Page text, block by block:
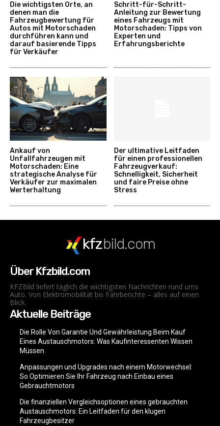
Die wichtigsten Orte, an
denen man die
Fahrzeugbewertung für
Autos mit Motorschaden
durchführen kann und
darauf basierende Tipps
für Verkäufer
Schritt-für-Schritt-
Anleitung zur Bewertung
eines Fahrzeugs mit
Motorschaden: Tipps von
Experten und
Erfahrungsberichte
Ankauf von
Unfallfahrzeugen mit
Motorschaden: Eine
strategische Analyse für
Verkäufer zur maximalen
Werterhaltung
Der ultimative Leitfaden
für einen professionellen
Fahrzeugverkauf:
Schnelligkeit, Sicherheit
und faire Preise ohne
Stress
kfzbild.com
Über Kfzbild.com
KFZBild liefert täglich die wichtigsten Nachrichten rund ums
Auto. Von Elektromobilität bis Fahrberichte – alles auf einen
Blick.
Aktuelle Beiträge
Die Rolle Von Garantie Und Gewährleistung Beim Kauf
Eines Austauschmotors: Was Kaufinteressenten Wissen
Müssen
Anpassungen und Upgrades nach einem Motorwechsel:
So Optimieren Sie Ihr Fahrzeug nach Einbau eines
Gebrauchtmotors
Die finanziellen Vergleichsoptionen eines gebrauchten
Austauschmotors: Ein Leitfaden für den klugen
Fahrzeugbesitzer